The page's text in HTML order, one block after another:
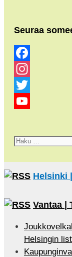
Seuraa
Facebook
Instagram
Twitter
Haku:
Helsinki
Vantaa |
Helsingin